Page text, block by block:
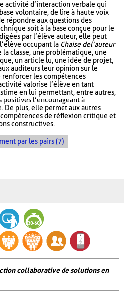
activité d’interaction verbale qui
volontaire, de lire à haute voix
répondre aux questions des
soit à la base conçue pour le
par l’élève auteur, elle peut
occupant la Chaise de l’auteur
la classe, une problématique, une
un article lu, une idée de projet,
auditeurs leur opinion sur le
renforcer les compétences
valorise l’élève en tant
en lui permettant, entre autres,
l’encourageant à
De plus, elle permet aux autres
de réflexion critique et
constructives.
par les pairs (7)
collaborative de solutions en